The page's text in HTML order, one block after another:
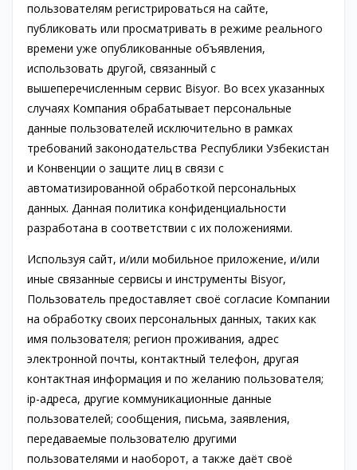
пользователям регистрироваться на сайте,
публиковать или просматривать в режиме реального
времени уже опубликованные объявления,
использовать другой, связанный с
вышеперечисленным сервис Bisyor. Во всех указанных
случаях Компания обрабатывает персональные
данные пользователей исключительно в рамках
требований законодательства Республики Узбекистан
и Конвенции о защите лиц в связи с
автоматизированной обработкой персональных
данных. Данная политика конфиденциальности
разработана в соответствии с их положениями.
Используя сайт, и/или мобильное приложение, и/или
иные связанные сервисы и инструменты Bisyor,
Пользователь предоставляет своё согласие Компании
на обработку своих персональных данных, таких как
имя пользователя; регион проживания, адрес
электронной почты, контактный телефон, другая
контактная информация и по желанию пользователя;
ip-адреса, другие коммуникационные данные
пользователей; сообщения, письма, заявления,
передаваемые пользователю другими
пользователями и наоборот, а также даёт своё